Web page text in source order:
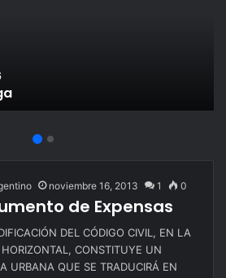
noviembre 16, 2013 1 0
de Expensas
DEL CÓDIGO CIVIL, EN LA
HORIZONTAL, CONSTITUYE UN
URBANA QUE SE TRADUCIRÁ EN